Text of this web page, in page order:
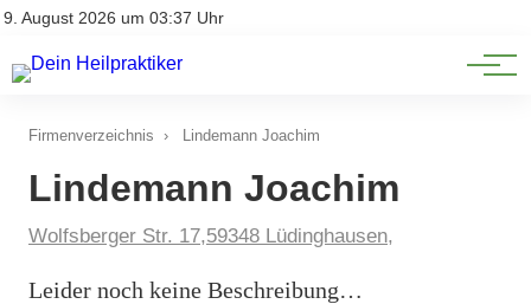
9. August 2026 um 03:37 Uhr
Impressum
Natürliche Medizin
Heilpflanzen & Kräuterkunde
Firmenverzeichnis › Lindemann Joachim
Lindemann Joachim
Wolfsberger Str. 17,59348 Lüdinghausen,
Leider noch keine Beschreibung…